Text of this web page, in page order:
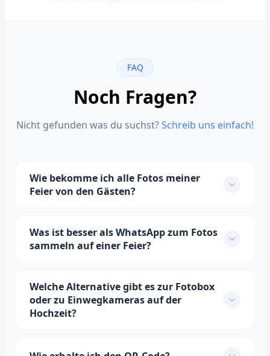
FAQ
Noch Fragen?
Nicht gefunden was du suchst?Schreib uns einfach!
Wie bekomme ich alle Fotos meiner
Feier von den Gästen?
Was ist besser als WhatsApp zum Fotos
sammeln auf einer Feier?
Welche Alternative gibt es zur Fotobox
oder zu Einwegkameras auf der
Hochzeit?